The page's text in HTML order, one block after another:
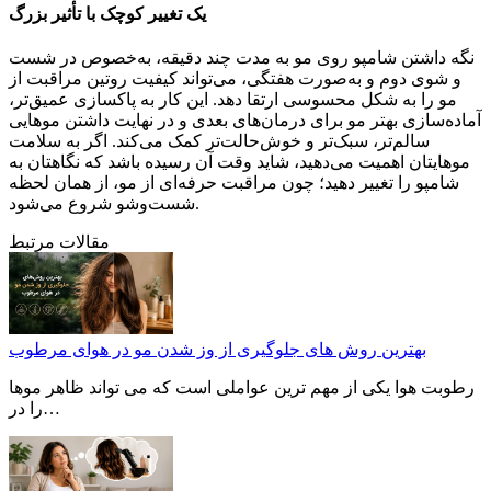
یک تغییر کوچک با تأثیر بزرگ
نگه داشتن شامپو روی مو به مدت چند دقیقه، به‌خصوص در شست‌
و شوی دوم و به‌صورت هفتگی، می‌تواند کیفیت روتین مراقبت از
مو را به شکل محسوسی ارتقا دهد. این کار به پاکسازی عمیق‌تر،
آماده‌سازی بهتر مو برای درمان‌های بعدی و در نهایت داشتن موهایی
سالم‌تر، سبک‌تر و خوش‌حالت‌تر کمک می‌کند. اگر به سلامت
موهایتان اهمیت می‌دهید، شاید وقت آن رسیده باشد که نگاهتان به
شامپو را تغییر دهید؛ چون مراقبت حرفه‌ای از مو، از همان لحظه
شست‌وشو شروع می‌شود.
مقالات مرتبط
بهترین روش های جلوگیری از وز شدن مو در هوای مرطوب
رطوبت هوا یکی از مهم ترین عواملی است که می تواند ظاهر موها
را در…